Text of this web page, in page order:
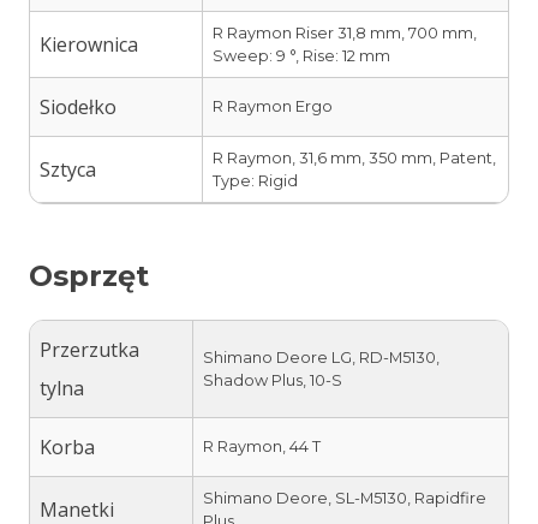
Kierownica
R Raymon Riser 31,8 mm, 700 mm,
Sweep: 9 °, Rise: 12 mm
Siodełko R Raymon Ergo
Sztyca
R Raymon, 31,6 mm, 350 mm, Patent,
Type: Rigid
Osprzęt
Przerzutka
tylna
Shimano Deore LG, RD-M5130,
Shadow Plus, 10-S
Korba R Raymon, 44 T
Manetki
Shimano Deore, SL-M5130, Rapidfire